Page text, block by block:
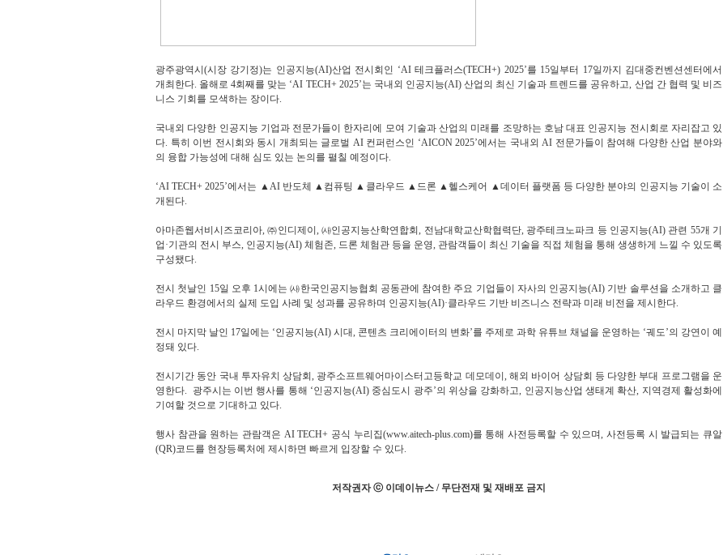
광주광역시(시장 강기정)는 인공지능(AI)산업 전시회인 ‘AI 테크플러스(TECH+) 2025’를 15일부터 17일까지 김대중컨벤션센터에서
개최한다. 올해로 4회째를 맞는 ‘AI TECH+ 2025’는 국내외 인공지능(AI) 산업의 최신 기술과 트렌드를 공유하고, 산업 간 협력 및 비즈
니스 기회를 모색하는 장이다.
국내외 다양한 인공지능 기업과 전문가들이 한자리에 모여 기술과 산업의 미래를 조망하는 호남 대표 인공지능 전시회로 자리잡고 있
다. 특히 이번 전시회와 동시 개최되는 글로벌 AI 컨퍼런스인 ‘AICON 2025’에서는 국내외 AI 전문가들이 참여해 다양한 산업 분야와
의 융합 가능성에 대해 심도 있는 논의를 펼칠 예정이다.
‘AI TECH+ 2025’에서는 ▲AI 반도체 ▲컴퓨팅 ▲클라우드 ▲드론 ▲헬스케어 ▲데이터 플랫폼 등 다양한 분야의 인공지능 기술이 소
개된다.
아마존웹서비시즈코리아, ㈜인디제이, ㈔인공지능산학연합회, 전남대학교산학협력단, 광주테크노파크 등 인공지능(AI) 관련 55개 기
업·기관의 전시 부스, 인공지능(AI) 체험존, 드론 체험관 등을 운영, 관람객들이 최신 기술을 직접 체험을 통해 생생하게 느낄 수 있도록
구성됐다.
전시 첫날인 15일 오후 1시에는 ㈔한국인공지능협회 공동관에 참여한 주요 기업들이 자사의 인공지능(AI) 기반 솔루션을 소개하고 클
라우드 환경에서의 실제 도입 사례 및 성과를 공유하며 인공지능(AI)·클라우드 기반 비즈니스 전략과 미래 비전을 제시한다.
전시 마지막 날인 17일에는 ‘인공지능(AI) 시대, 콘텐츠 크리에이터의 변화’를 주제로 과학 유튜브 채널을 운영하는 ‘궤도’의 강연이 예
정돼 있다.
전시기간 동안 국내 투자유치 상담회, 광주소프트웨어마이스터고등학교 데모데이, 해외 바이어 상담회 등 다양한 부대 프로그램을 운
영한다. 광주시는 이번 행사를 통해 ‘인공지능(AI) 중심도시 광주’의 위상을 강화하고, 인공지능산업 생태계 확산, 지역경제 활성화에
기여할 것으로 기대하고 있다.
행사 참관을 원하는 관람객은 AI TECH+ 공식 누리집(www.aitech-plus.com)를 통해 사전등록할 수 있으며, 사전등록 시 발급되는 큐알
(QR)코드를 현장등록처에 제시하면 빠르게 입장할 수 있다.
저작권자 ⓒ 이데이뉴스 / 무단전재 및 재배포 금지